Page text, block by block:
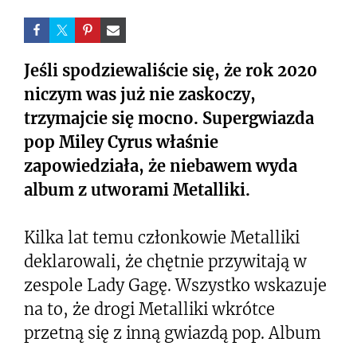
Jeśli spodziewaliście się, że rok 2020
niczym was już nie zaskoczy,
trzymajcie się mocno. Supergwiazda
pop Miley Cyrus właśnie
zapowiedziała, że niebawem wyda
album z utworami Metalliki.
Kilka lat temu członkowie Metalliki
deklarowali, że chętnie przywitają w
zespole Lady Gagę. Wszystko wskazuje
na to, że drogi Metalliki wkrótce
przetną się z inną gwiazdą pop. Album